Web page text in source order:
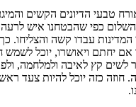
טבעי הדיונים הקשים
כפי שהבטחנו איש
עבדו קשה והצליחו.
יחתם ויאושרו, יוכל לשמש
לשים קץ לאיבה ולמלחמה,
חוזה כזה יוכל להיות צעד